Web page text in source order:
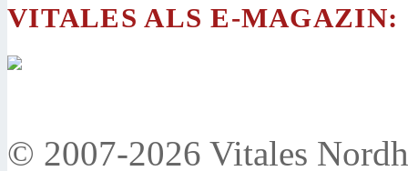
VITALES ALS E-MAGAZIN:
© 2007-2026 Vitales